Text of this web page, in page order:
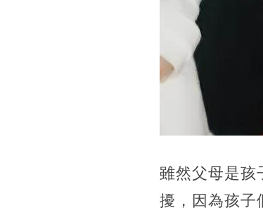
雖然父母是孩
擾，因為孩子